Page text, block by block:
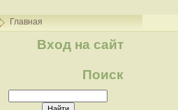
Главная
Вход на сайт
Поиск